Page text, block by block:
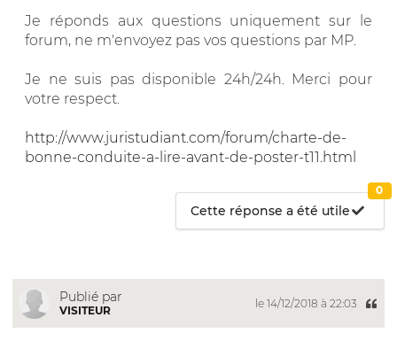
Je réponds aux questions uniquement sur le
forum, ne m'envoyez pas vos questions par MP.
Je ne suis pas disponible 24h/24h. Merci pour
votre respect.
http://www.juristudiant.com/forum/charte-de-
bonne-conduite-a-lire-avant-de-poster-t11.html
Cette réponse a été utile
0
Publié par
VISITEUR
le 14/12/2018 à 22:03